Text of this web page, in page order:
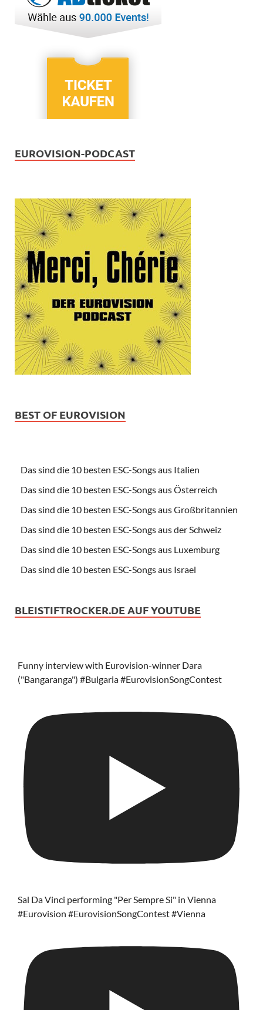
EUROVISION-PODCAST
BEST OF EUROVISION
Das sind die 10 besten ESC-Songs aus Italien
Das sind die 10 besten ESC-Songs aus Österreich
Das sind die 10 besten ESC-Songs aus Großbritannien
Das sind die 10 besten ESC-Songs aus der Schweiz
Das sind die 10 besten ESC-Songs aus Luxemburg
Das sind die 10 besten ESC-Songs aus Israel
BLEISTIFTROCKER.DE AUF YOUTUBE
Funny interview with Eurovision-winner Dara
("Bangaranga") #Bulgaria #EurovisionSongContest
Sal Da Vinci performing "Per Sempre Si" in Vienna
#Eurovision #EurovisionSongContest #Vienna